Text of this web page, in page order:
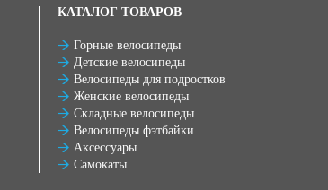
КАТАЛОГ ТОВАРОВ
Горные велосипеды
Детские велосипеды
Велосипеды для подростков
Женские велосипеды
Складные велосипеды
Велосипеды фэтбайки
Аксессуары
Самокаты